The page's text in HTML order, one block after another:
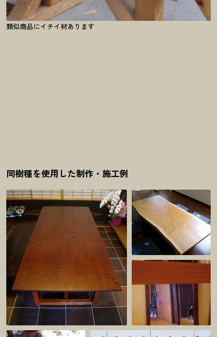
類似商品にイチイ材あります
同樹種を使用した制作・施工例